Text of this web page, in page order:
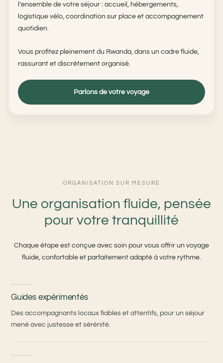
l’ensemble de votre séjour : accueil, hébergements,
logistique vélo, coordination sur place et accompagnement
quotidien.
Vous profitez pleinement du Rwanda, dans un cadre fluide,
rassurant et discrètement organisé.
Parlons de votre voyage
ORGANISATION SUR MESURE
Une organisation fluide, pensée
pour votre tranquillité
Chaque étape est conçue avec soin pour vous offrir un voyage
fluide, confortable et parfaitement adapté à votre rythme.
Guides expérimentés
Des accompagnants locaux fiables et attentifs, pour un séjour
mené avec justesse et sérénité.